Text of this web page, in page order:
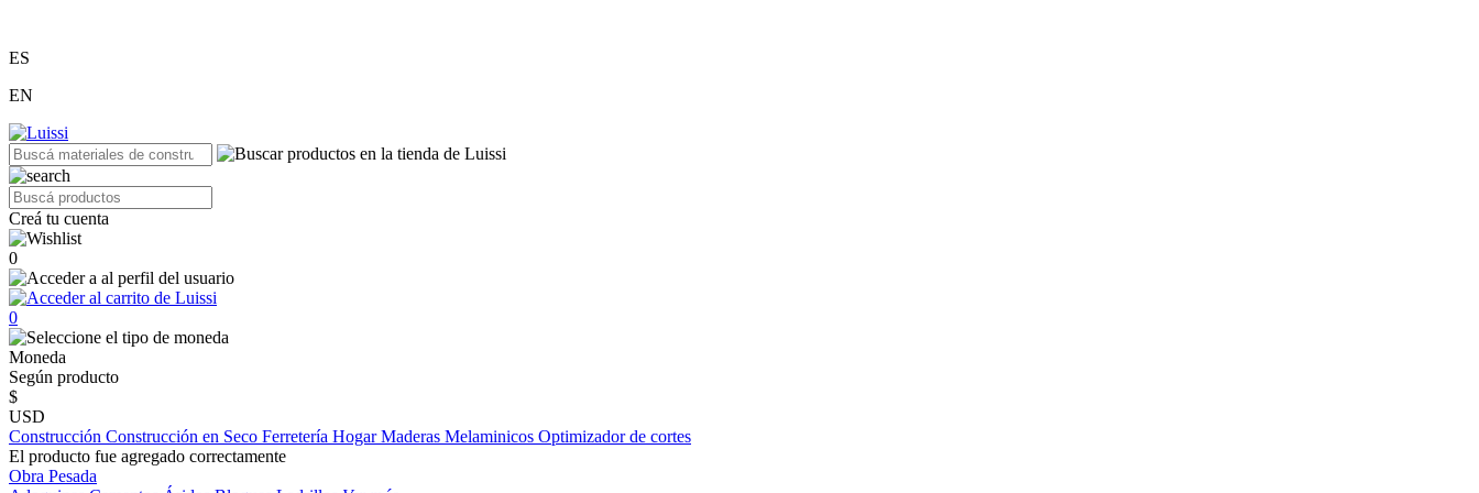
ES
EN
Creá tu cuenta
0
0
Moneda
Según producto
$
USD
Construcción Construcción en Seco Ferretería HogarMaderas Melaminicos Optimizador de cortes
El producto fue agregado correctamente
Obra Pesada